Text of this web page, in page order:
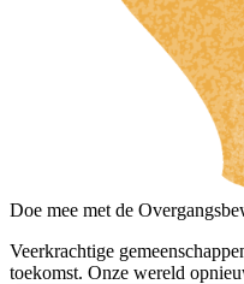
Doe mee met de
Veerkrachtige
toekomst. Onze wereld